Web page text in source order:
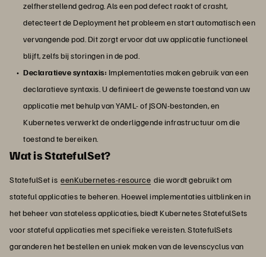
zelfherstellend gedrag. Als een pod defect raakt of crasht,
detecteert de Deployment het probleem en start automatisch een
vervangende pod. Dit zorgt ervoor dat uw applicatie functioneel
blijft, zelfs bij storingen in de pod.
Declaratieve syntaxis: Implementaties maken gebruik van een
declaratieve syntaxis. U definieert de gewenste toestand van uw
applicatie met behulp van YAML- of JSON-bestanden, en
Kubernetes verwerkt de onderliggende infrastructuur om die
toestand te bereiken.
Wat is StatefulSet?
StatefulSet is eenKubernetes-resource die wordt gebruikt om
stateful applicaties te beheren. Hoewel implementaties uitblinken in
het beheer van stateless applicaties, biedt Kubernetes StatefulSets
voor stateful applicaties met specifieke vereisten. StatefulSets
garanderen het bestellen en uniek maken van de levenscyclus van